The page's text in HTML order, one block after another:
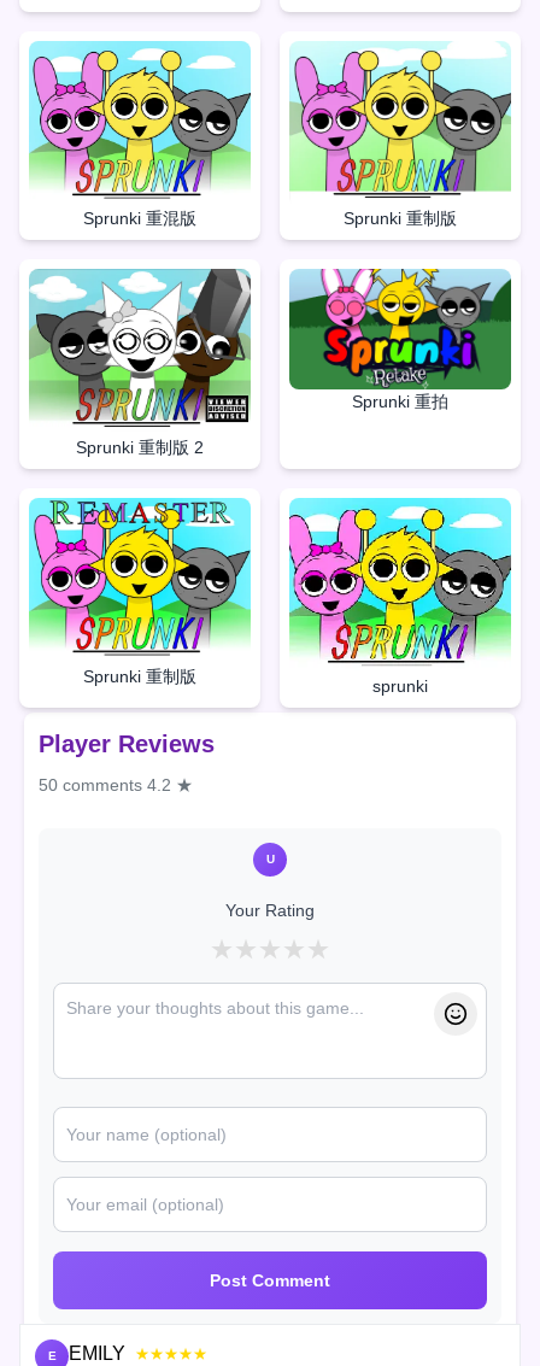
Sprunki 重混版 Sprunki 重制版
Sprunki 重制版 2
Sprunki 重拍
Sprunki 重制版
sprunki
Player Reviews
50 comments 4.2 ★
U
Your Rating
★★★★★
Post Comment
E EMILY ★★★★★